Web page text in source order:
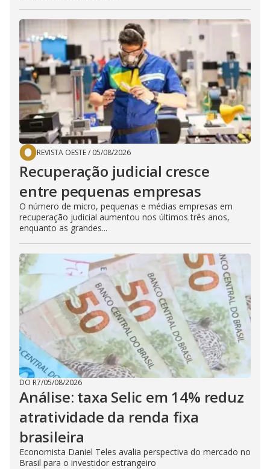
REVISTA OESTE/ 05/08/2026
Recuperação judicial cresce
entre pequenas empresas
O número de micro, pequenas e médias empresas em
recuperação judicial aumentou nos últimos três anos,
enquanto as grandes...
DO R7/05/08/2026
Análise: taxa Selic em 14% reduz
atratividade da renda fixa
brasileira
Economista Daniel Teles avalia perspectiva do mercado no
Brasil para o investidor estrangeiro